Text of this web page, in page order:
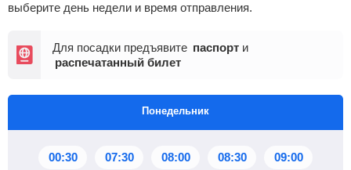
выберите день недели и время отправления.
Для посадки предъявите паспорт и
распечатанный билет
Понедельник
00:30 07:30 08:00 08:30 09:00